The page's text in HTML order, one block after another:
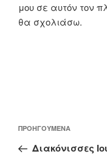
μου σε αυτόν τον
θα σχολιάσω.
άρθρων
Προηγούμενο
άρθρο
ΠΡΟΗΓΟΎΜΕΝΑ
Διακόνισσες